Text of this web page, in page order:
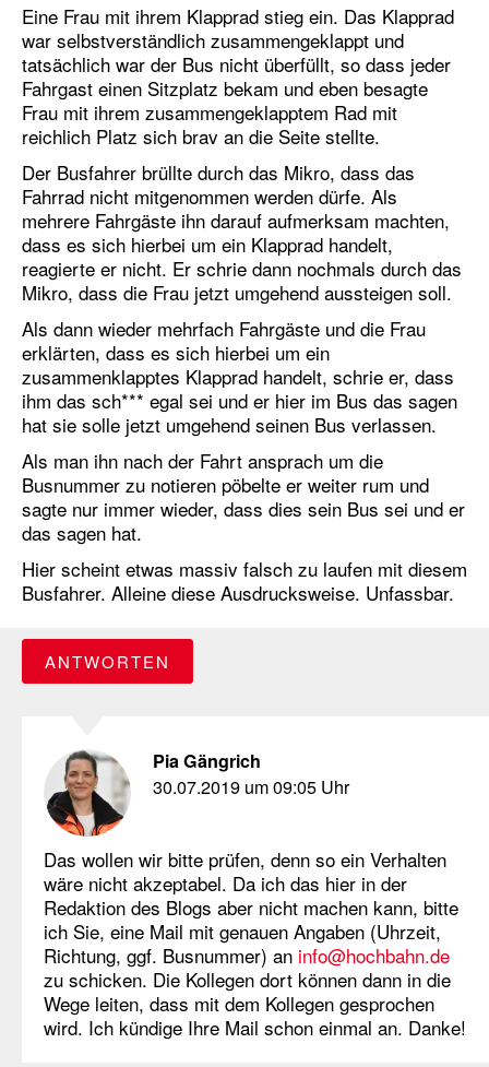
Eine Frau mit ihrem Klapprad stieg ein. Das Klapprad
war selbstverständlich zusammengeklappt und
tatsächlich war der Bus nicht überfüllt, so dass jeder
Fahrgast einen Sitzplatz bekam und eben besagte
Frau mit ihrem zusammengeklapptem Rad mit
reichlich Platz sich brav an die Seite stellte.
Der Busfahrer brüllte durch das Mikro, dass das
Fahrrad nicht mitgenommen werden dürfe. Als
mehrere Fahrgäste ihn darauf aufmerksam machten,
dass es sich hierbei um ein Klapprad handelt,
reagierte er nicht. Er schrie dann nochmals durch das
Mikro, dass die Frau jetzt umgehend aussteigen soll.
Als dann wieder mehrfach Fahrgäste und die Frau
erklärten, dass es sich hierbei um ein
zusammenklapptes Klapprad handelt, schrie er, dass
ihm das sch*** egal sei und er hier im Bus das sagen
hat sie solle jetzt umgehend seinen Bus verlassen.
Als man ihn nach der Fahrt ansprach um die
Busnummer zu notieren pöbelte er weiter rum und
sagte nur immer wieder, dass dies sein Bus sei und er
das sagen hat.
Hier scheint etwas massiv falsch zu laufen mit diesem
Busfahrer. Alleine diese Ausdrucksweise. Unfassbar.
ANTWORTEN
Pia Gängrich
30.07.2019 um 09:05 Uhr
Das wollen wir bitte prüfen, denn so ein Verhalten
wäre nicht akzeptabel. Da ich das hier in der
Redaktion des Blogs aber nicht machen kann, bitte
ich Sie, eine Mail mit genauen Angaben (Uhrzeit,
Richtung, ggf. Busnummer) an info@hochbahn.de
zu schicken. Die Kollegen dort können dann in die
Wege leiten, dass mit dem Kollegen gesprochen
wird. Ich kündige Ihre Mail schon einmal an. Danke!